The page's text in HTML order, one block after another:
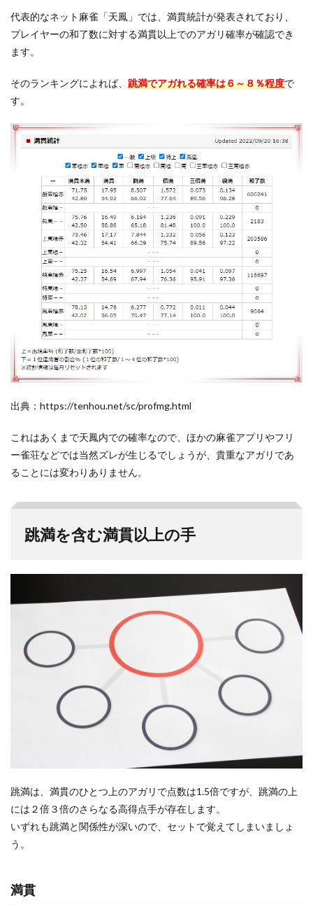
る
5
跳
満は子
12,000
18,000
代表的なネット麻雀「天鳳」では、満貫統計が発表されており、
プレイヤーの和了数に対する満貫以上でのアガリ確率が確認でき
ます。
そのランキングによれば、 跳満でアガれる確率は６～８％程度で
す。
出典：https://tenhou.net/sc/profmg.html
これはあくまで天鳳内での確率なので、ほかの麻雀アプリやフリ
ー雀荘などでは当然ズレが生じるでしょうが、貴重なアガリであ
ることには変わりありません。
跳満を含む満貫以上の手
跳満は、満貫のひとつ上のアガリで点数は1.5倍ですが、跳満の上
には２倍３倍のさらなる高得点手が存在します。
いずれも跳満と関係性が深いので、セットで覚えてしまいましょ
う。
満貫